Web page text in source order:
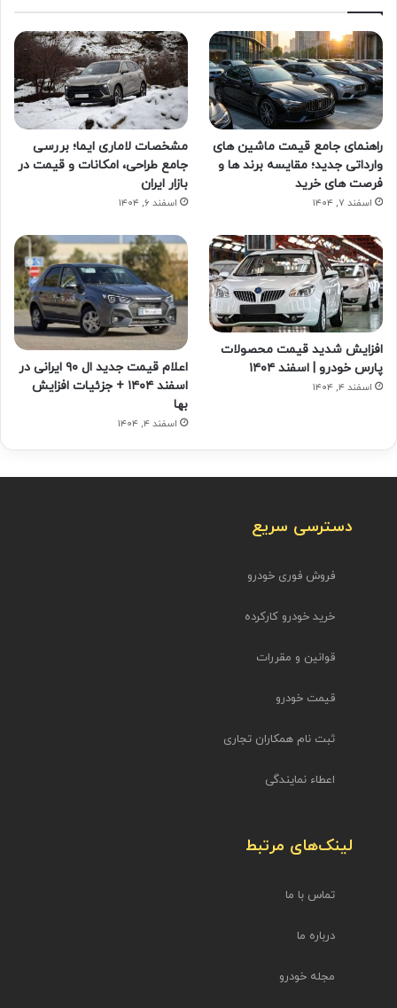
راهنمای جامع قیمت ماشین های
وارداتی جدید؛ مقایسه برند ها و
فرصت های خرید
اسفند ۷, ۱۴۰۴
مشخصات لاماری ایما؛ بررسی
جامع طراحی، امکانات و قیمت در
بازار ایران
اسفند ۶, ۱۴۰۴
افزایش شدید قیمت محصولات
پارس خودرو | اسفند ۱۴۰۴
اسفند ۴, ۱۴۰۴
اعلام قیمت جدید ال ۹۰ ایرانی در
اسفند ۱۴۰۴ + جزئیات افزایش
بها
اسفند ۴, ۱۴۰۴
دسترسی سریع
فروش فوری خودرو
خرید خودرو کارکرده
قوانین و مقررات
قیمت خودرو
ثبت نام همکاران تجاری
اعطاء نمایندگی
لینک‌های مرتبط
تماس با ما
درباره ما
مجله خودرو